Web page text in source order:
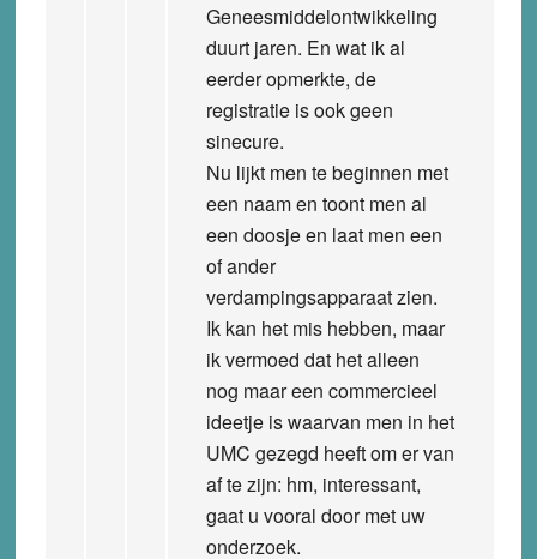
Geneesmiddelontwikkeling
duurt jaren. En wat ik al
eerder opmerkte, de
registratie is ook geen
sinecure.
Nu lijkt men te beginnen met
een naam en toont men al
een doosje en laat men een
of ander
verdampingsapparaat zien.
Ik kan het mis hebben, maar
ik vermoed dat het alleen
nog maar een commercieel
ideetje is waarvan men in het
UMC gezegd heeft om er van
af te zijn: hm, interessant,
gaat u vooral door met uw
onderzoek.